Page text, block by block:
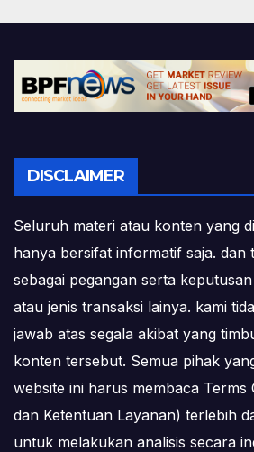
DISCLAIMER
Seluruh materi atau konten yang
hanya bersifat informatif saja. dan
sebagai pegangan serta
atau jenis transaksi lainya. kami
jawab atas segala akibat yang
konten tersebut. Semua pihak
website ini harus membaca
dan Ketentuan Layanan) terlebih
untuk melakukan analisis secara